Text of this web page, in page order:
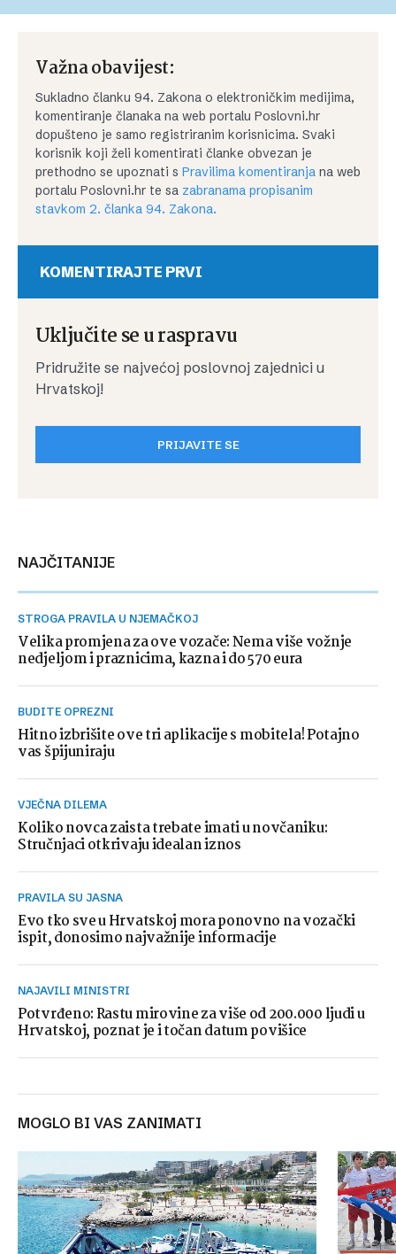
Važna obavijest:
Sukladno članku 94. Zakona o elektroničkim medijima,
komentiranje članaka na web portalu Poslovni.hr
dopušteno je samo registriranim korisnicima. Svaki
korisnik koji želi komentirati članke obvezan je
prethodno se upoznati s Pravilima komentiranja na web
portalu Poslovni.hr te sa zabranama propisanim
stavkom 2. članka 94. Zakona.
KOMENTIRAJTE PRVI
Uključite se u raspravu
Pridružite se najvećoj poslovnoj zajednici u
Hrvatskoj!
PRIJAVITE SE
NAJČITANIJE
STROGA PRAVILA U NJEMAČKOJ
Velika promjena za ove vozače: Nema više vožnje
nedjeljom i praznicima, kazna i do 570 eura
BUDITE OPREZNI
Hitno izbrišite ove tri aplikacije s mobitela! Potajno
vas špijuniraju
VJEČNA DILEMA
Koliko novca zaista trebate imati u novčaniku:
Stručnjaci otkrivaju idealan iznos
PRAVILA SU JASNA
Evo tko sve u Hrvatskoj mora ponovno na vozački
ispit, donosimo najvažnije informacije
NAJAVILI MINISTRI
Potvrđeno: Rastu mirovine za više od 200.000 ljudi u
Hrvatskoj, poznat je i točan datum povišice
MOGLO BI VAS ZANIMATI